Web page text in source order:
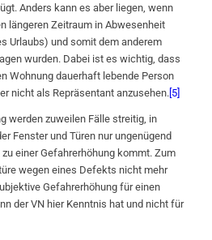
Anders kann es aber liegen, wenn
längeren Zeitraum in Abwesenheit
Urlaubs) und somit dem anderem
wurden. Dabei ist es wichtig, dass
Wohnung dauerhaft lebende Person
nicht als Repräsentant anzusehen.[5]
werden zuweilen Fälle streitig, in
Fenster und Türen nur ungenügend
einer Gefahrerhöhung kommt. Zum
wegen eines Defekts nicht mehr
Gefahrerhöhung für einen
der VN hier Kenntnis hat und nicht für